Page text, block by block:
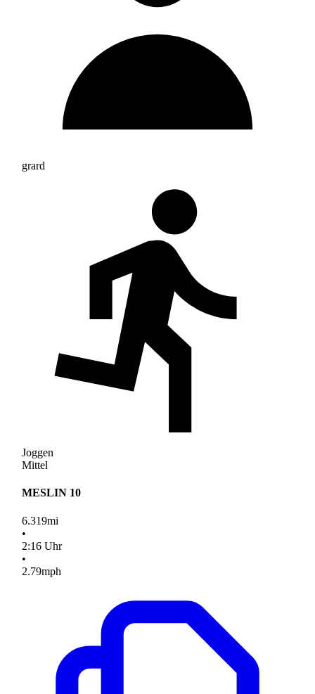
grard
Joggen
Mittel
MESLIN 10
6.319mi
•
2:16Uhr
•
2.79mph